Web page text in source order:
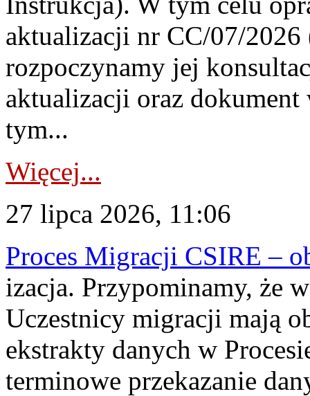
aktualizacji nr CC/07/
rozpoczynamy jej
aktualizacji oraz
tym...
Więcej...
27 lipca 2026, 11:06
Proces Migracji CSIRE –
izacja. Przypominamy, że
Uczestnicy migracji mają
ekstrakty danych w
terminowe przekazanie